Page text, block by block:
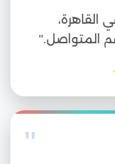
القاهرة،
المتواصل."
"